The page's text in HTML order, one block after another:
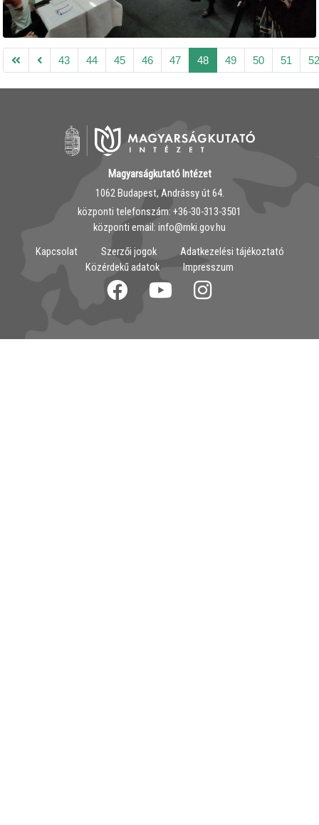
43 44 45 46 47 48 49 50 51
Magyarságkutató Intézet
1062 Budapest, Andrássy út 64.
központi telefonszám: ‭+36-30-313-3501
központi email: info@mki.gov.hu
Kapcsolat
Szerzői jogok
Adatkezelési tájékoztató
Közérdekű adatok
Impresszum